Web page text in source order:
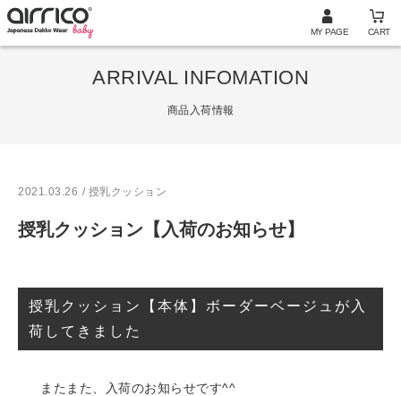
MY PAGE CART
ARRIVAL INFOMATION
商品入荷情報
2021.03.26 / 授乳クッション
授乳クッション【入荷のお知らせ】
授乳クッション【本体】ボーダーベージュが入
荷してきました
またまた、入荷のお知らせです^^